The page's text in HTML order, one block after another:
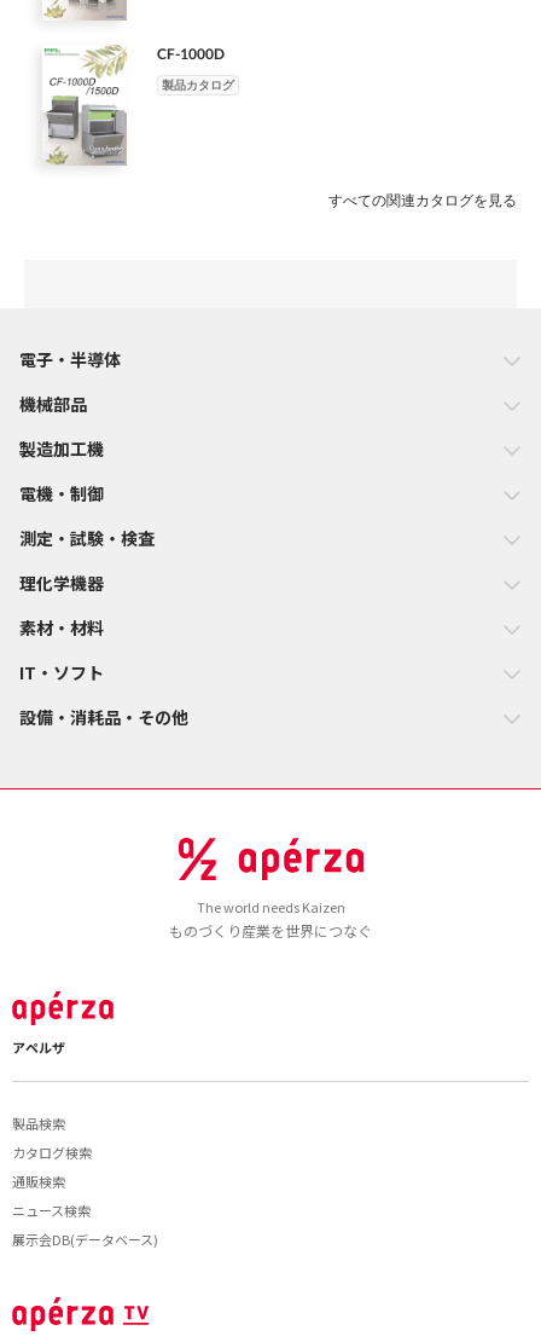
CF-1000D
製品カタログ
すべての関連カタログを見る
電子・半導体
機械部品
製造加工機
電機・制御
測定・試験・検査
理化学機器
素材・材料
IT・ソフト
設備・消耗品・その他
The world needs Kaizen
ものづくり産業を世界につなぐ
アペルザ
製品検索
カタログ検索
通販検索
ニュース検索
展示会DB(データベース)